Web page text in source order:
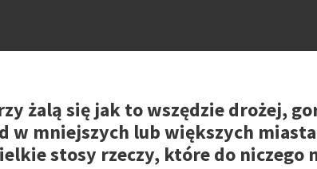
żalą się jak to wszędzie drożej,
w mniejszych lub większych
stosy rzeczy, które do niczego